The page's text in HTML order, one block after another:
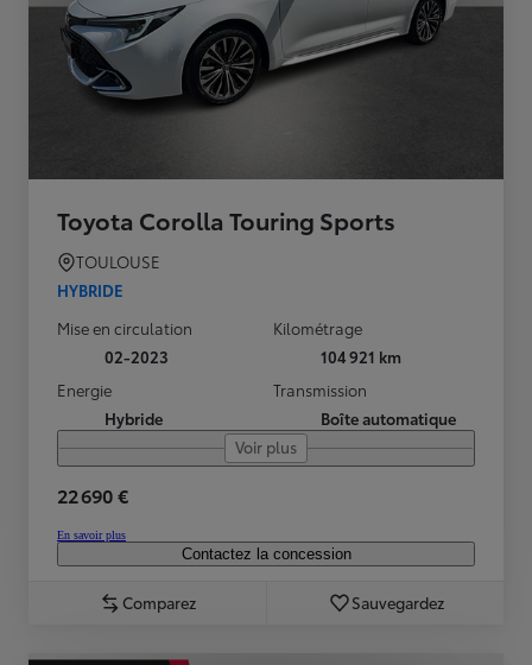
Toyota Corolla Touring Sports
TOULOUSE
HYBRIDE
Mise en circulation
02-2023
Kilométrage
104 921 km
Energie
Hybride
Transmission
Boîte automatique
Voir plus
22 690 €
En savoir plus
Contactez la concession
Comparez Sauvegardez